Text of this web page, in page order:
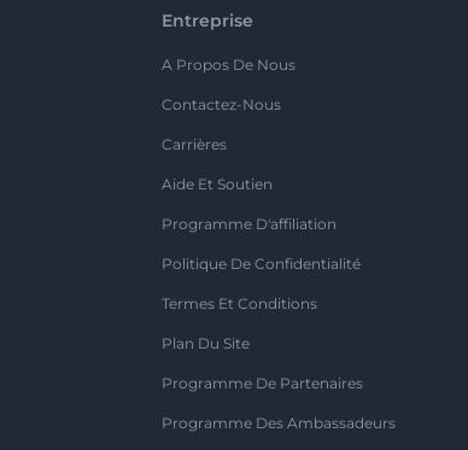
Entreprise
A Propos De Nous
Contactez-Nous
Carrières
Aide Et Soutien
Programme D'affiliation
Politique De Confidentialité
Termes Et Conditions
Plan Du Site
Programme De Partenaires
Programme Des Ambassadeurs